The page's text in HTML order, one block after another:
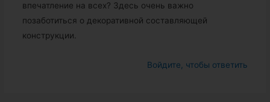
впечатление на всех? Здесь очень важно
позаботиться о декоративной составляющей
конструкции.
Войдите, чтобы ответить